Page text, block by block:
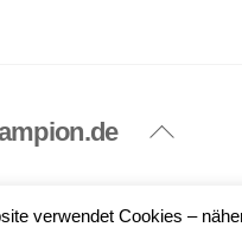
Back
verwendet Cookies –